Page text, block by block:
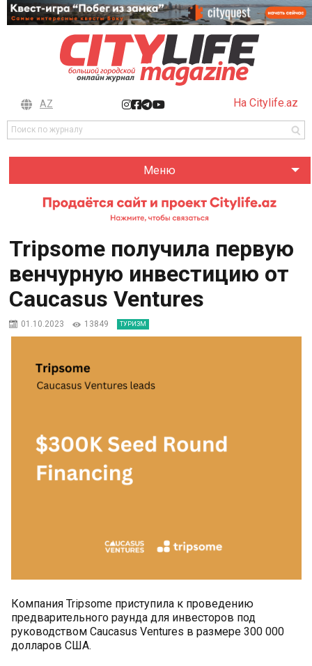
AZ На Citylife.az
Меню
Tripsome получила первую
венчурную инвестицию от
Caucasus Ventures
01.10.2023 13849 ТУРИЗМ
Компания Tripsome приступила к проведению
предварительного раунда для инвесторов под
руководством Caucasus Ventures в размере 300 000
долларов США.